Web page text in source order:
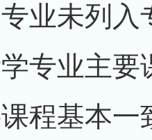
业未列
专业主
程基本